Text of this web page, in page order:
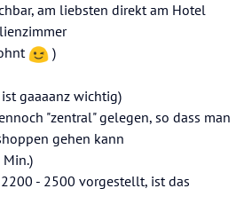
am liebsten direkt am Hotel
)
gaaaanz wichtig)
"zentral" gelegen, so dass man
gehen kann
Min.)
- 2500 vorgestellt, ist das